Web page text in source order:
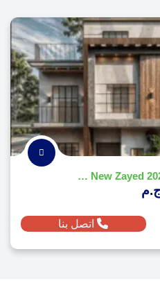
كمبوند جيرونا زايد الجديدة - 2026 Girona New Zayed
اتصل بنا